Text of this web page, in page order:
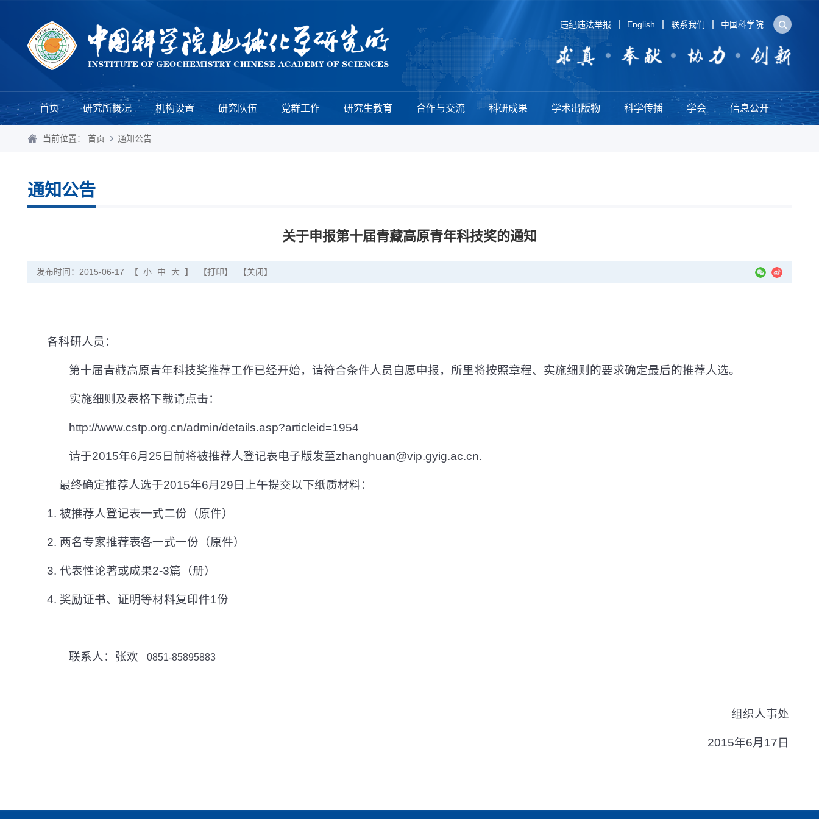
违纪违法举报 English 联系我们 中国科学院
首页 研究所概况 机构设置 研究队伍 党群工作 研究生教育 合作与交流 科研成果 学术出版物 科学传播 学会 信息公开
当前位置： 首页 通知公告
通知公告
关于申报第十届青藏高原青年科技奖的通知
发布时间：2015-06-17 【 小 中 大 】 【打印】 【关闭】
各科研人员：
第十届青藏高原青年科技奖推荐工作已经开始，请符合条件人员自愿申报，所里将按照章程、实施细则的要求确定最后的推荐人选。
实施细则及表格下载请点击：
http://www.cstp.org.cn/admin/details.asp?articleid=1954
请于2015年6月 25 日前将被推荐人登记表电子版发至zhanghuan@vip.gyig.ac.cn.
最终确定推荐人选于2015年6月 29 日上午提交以下纸质材料：
1. 被推荐人登记表一式二份（原件）
2. 两名专家推荐表各一式一份（原件）
3. 代表性论著或成果2-3篇（册）
4. 奖励证书、证明等材料复印件1份
联系人：张欢 0851-85895883
组织人事处
2015年6月 17 日